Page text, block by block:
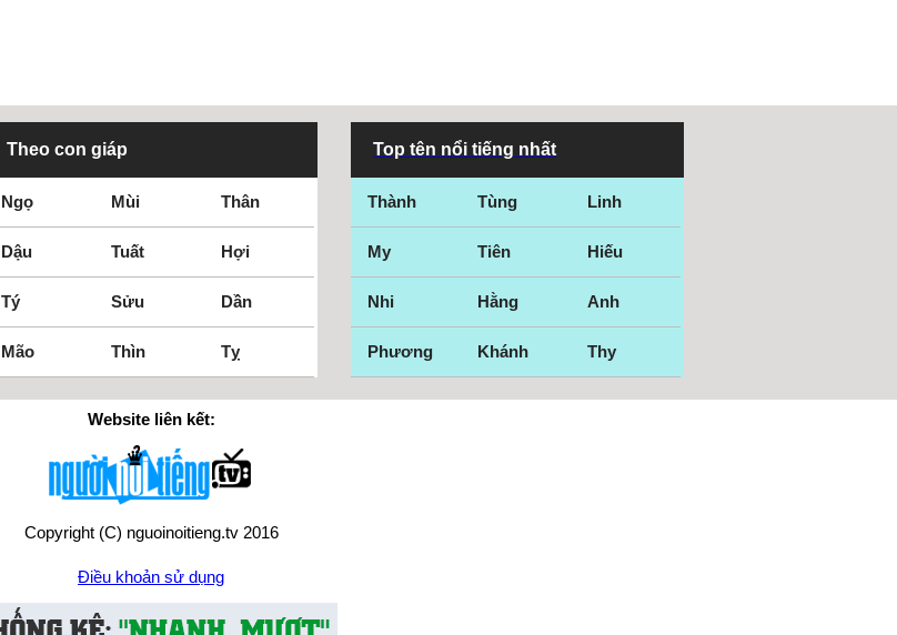
Theo con giáp
Ngọ Mùi Thân
Dậu Tuất Hợi
Tý Sửu Dần
Mão Thìn Tỵ
Top tên nổi tiếng nhất
Thành Tùng Linh
My Tiên Hiếu
Nhi Hằng Anh
Phương Khánh Thy
Website liên kết:
Copyright (C) nguoinoitieng.tv 2016
Điều khoản sử dụng